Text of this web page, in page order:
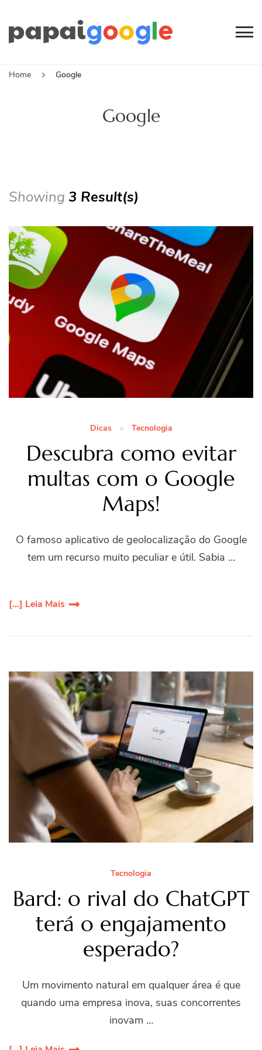
Home
Google
Google
Showing 3 Result(s)
Dicas Tecnologia
Descubra como evitar
multas com o Google
Maps!
O famoso aplicativo de geolocalização do Google
tem um recurso muito peculiar e útil. Sabia …
[...] Leia Mais
Tecnologia
Bard: o rival do ChatGPT
terá o engajamento
esperado?
Um movimento natural em qualquer área é que
quando uma empresa inova, suas concorrentes
inovam …